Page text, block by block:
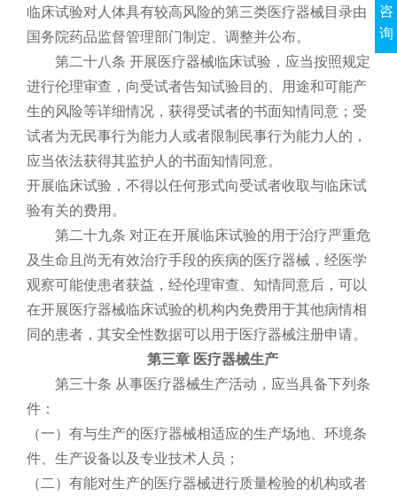
临床试验对人体具有较高风险的第三类医疗器械目录由
国务院药品监督管理部门制定、调整并公布。
第二十八条 开展医疗器械临床试验，应当按照规定
进行伦理审查，向受试者告知试验目的、用途和可能产
生的风险等详细情况，获得受试者的书面知情同意；受
试者为无民事行为能力人或者限制民事行为能力人的，
应当依法获得其监护人的书面知情同意。
开展临床试验，不得以任何形式向受试者收取与临床试
验有关的费用。
第二十九条 对正在开展临床试验的用于治疗严重危
及生命且尚无有效治疗手段的疾病的医疗器械，经医学
观察可能使患者获益，经伦理审查、知情同意后，可以
在开展医疗器械临床试验的机构内免费用于其他病情相
同的患者，其安全性数据可以用于医疗器械注册申请。
第三章 医疗器械生产
第三十条 从事医疗器械生产活动，应当具备下列条
件：
（一）有与生产的医疗器械相适应的生产场地、环境条
件、生产设备以及专业技术人员；
（二）有能对生产的医疗器械进行质量检验的机构或者
咨
询